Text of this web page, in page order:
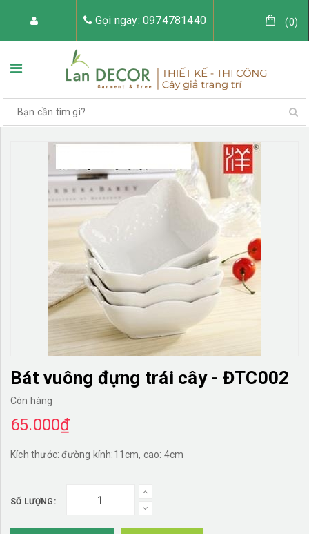
Gọi ngay: 0974781440 (0)
TRANG CHỦ VỀ LAN DECOR
CÂY GIẢ TRANG TRÍ TIỂU CẢNH CÂY GIẢ
TƯỜNG CÂY GIẢ KHĂN TRẢI BÀN
TƯ VẤN
Bát vuông đựng trái cây - ĐTC002
Còn hàng
65.000₫
Kích thước: đường kính:11cm, cao: 4cm
SỐ LƯỢNG: